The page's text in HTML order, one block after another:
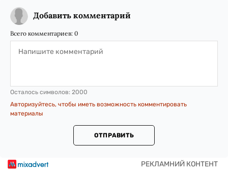
Добавить комментарий
Всего комментариев: 0
Осталось символов: 2000
Авторизуйтесь, чтобы иметь возможность комментировать
материалы
ОТПРАВИТЬ